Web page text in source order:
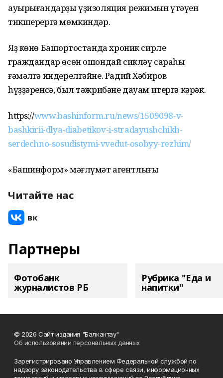
ауырығандарҙы үҙизоляция режимын үтәүен
тикшерергә мөмкиндәр.
Яҙ көнө Башҡортостанда хроник сирле
граждандар өсөн ошондай сикләү сараһы
ғәмәлгә индерелгәйне. Радий Хәбиров
һүҙҙәренсә, был тәжрибәне дауам итергә кәрәк.
https://www.bashinform.ru/news/1509098-v-
bashkirii-dlya-diabetikov-i-stradayushchikh-
serdechno-sosudistymi-vvedut-osobyy-rezhim/
«Башинформ» мәғлүмәт агентлығы
Читайте нас
Партнеры
Фотобанк
журналистов РБ
Рубрика "Еда и
напитки"
© 2026 Сайт издания "Балкантау"
Об использовании персональных данных
Зарегистрировано Управлением Федеральной службой по
надзору законодательства в сфере связи, информационных